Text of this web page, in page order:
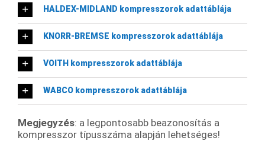
HALDEX-MIDLAND kompresszorok adattáblája
KNORR-BREMSE kompresszorok adattáblája
VOITH kompresszorok adattáblája
WABCO kompresszorok adattáblája
Megjegyzés: a legpontosabb beazonosítás a
kompresszor típusszáma alapján lehetséges!